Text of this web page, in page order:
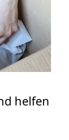
helfen